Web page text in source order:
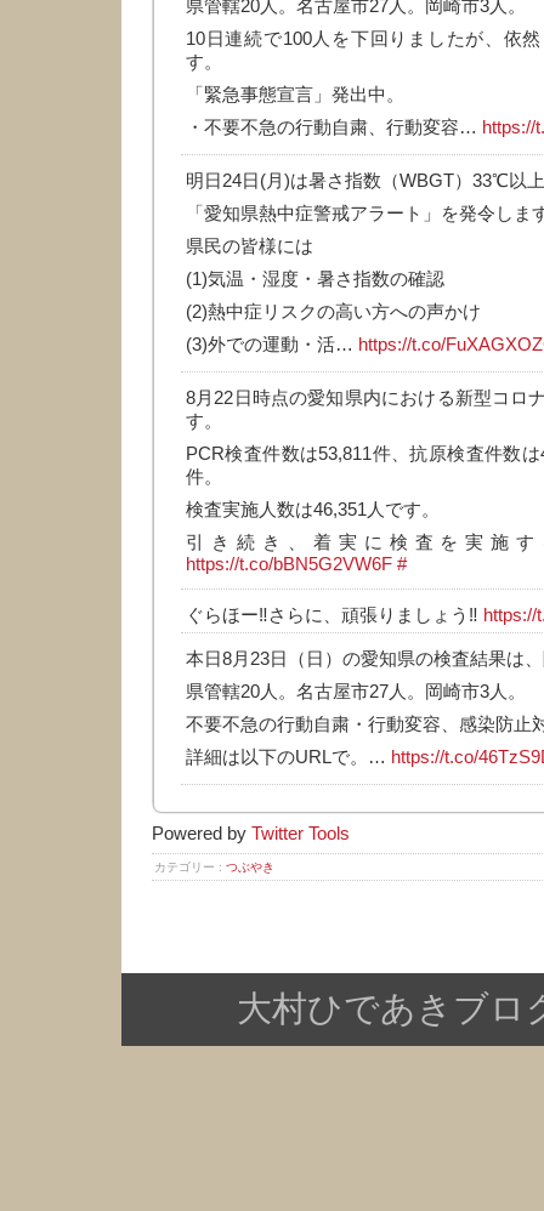
県管轄20人。名古屋市27人。岡崎市3人。
10日連続で100人を下回りましたが、依
す。
「緊急事態宣言」発出中。
・不要不急の行動自粛、行動変容… https://
明日24日(月)は暑さ指数（WBGT）33℃以
「愛知県熱中症警戒アラート」を発令しま
県民の皆様には
(1)気温・湿度・暑さ指数の確認
(2)熱中症リスクの高い方への声かけ
(3)外での運動・活… https://t.co/
8月22日時点の愛知県内における新型コロ
す。
PCR検査件数は53,811件、抗原検査件数
件。
検査実施人数は46,351人です。
引き続き、着実に検査を実施
https://t.co/bBN5G2VW6F #
ぐらほー‼️さらに、頑張りましょう‼️ https://
本日8月23日（日）の愛知県の検査結果は
県管轄20人。名古屋市27人。岡崎市3人。
不要不急の行動自粛・行動変容、感染防止
詳細は以下のURLで。… https://t.co/
Powered by Twitter Tools
カテゴリー : つぶやき
大村ひであきブロ